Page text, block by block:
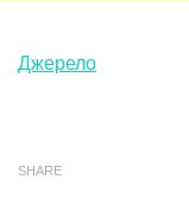
Джерело
SHARE